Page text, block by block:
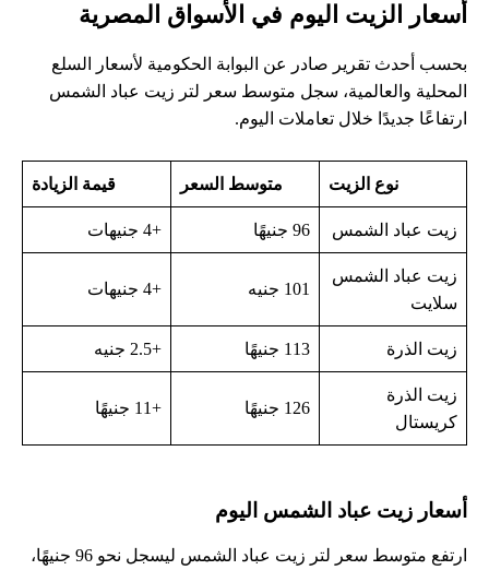
أسعار الزيت اليوم في الأسواق المصرية
بحسب أحدث تقرير صادر عن البوابة الحكومية لأسعار السلع
المحلية والعالمية، سجل متوسط سعر لتر زيت عباد الشمس
ارتفاعًا جديدًا خلال تعاملات اليوم.
نوع الزيت متوسط السعر قيمة الزيادة
زيت عباد الشمس 96 جنيهًا +4 جنيهات
زيت عباد الشمس
سلايت
101 جنيه +4 جنيهات
زيت الذرة 113 جنيهًا +2.5 جنيه
زيت الذرة
كريستال
126 جنيهًا +11 جنيهًا
أسعار زيت عباد الشمس اليوم
ارتفع متوسط سعر لتر زيت عباد الشمس ليسجل نحو 96 جنيهًا،